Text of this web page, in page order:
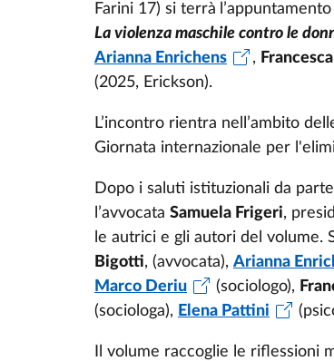
Farini 17) si terrà
La violenza maschile contro le
Arianna Enrichens
,
(2025, Erickson).
L’incontro rientra nell’ambito
Giornata internazionale per
Dopo i saluti istituzionali da
l’avvocataSamuela Frigeri,
le autrici e gli autori del volume.
Bigotti, (avvocata),Arianna
Marco Deriu
(sociologo),
(sociologa), Elena Pattini
Il volume raccoglie le riflessioni